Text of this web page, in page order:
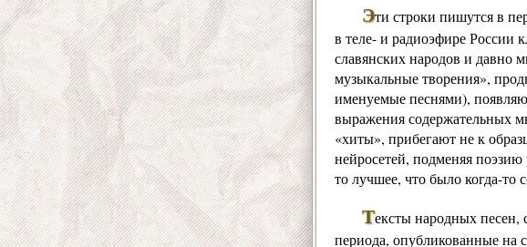
Эти строки пишутся в
в теле- и радиоэфире России
славянских народов и давно
музыкальные творения»,
именуемые песнями),
выражения содержательных
«хиты», прибегают не к
нейросетей, подменяя
то лучшее, что было когда-то
Тексты народных песен,
периода, опубликованные на